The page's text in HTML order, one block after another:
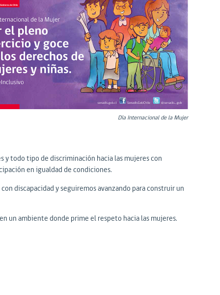
Día Internacional de la Mujer
y todo tipo de discriminación hacia las mujeres con
en igualdad de condiciones.
discapacidad y seguiremos avanzando para construir un
un ambiente donde prime el respeto hacia las mujeres.